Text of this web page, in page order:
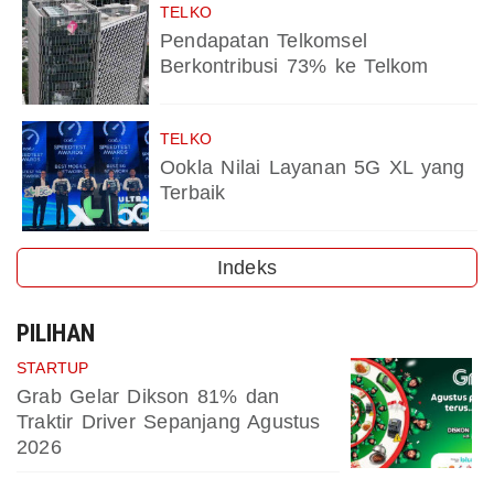
TELKO
Pendapatan Telkomsel
Berkontribusi 73% ke Telkom
TELKO
Ookla Nilai Layanan 5G XL yang
Terbaik
Indeks
PILIHAN
STARTUP
Grab Gelar Dikson 81% dan
Traktir Driver Sepanjang Agustus
2026